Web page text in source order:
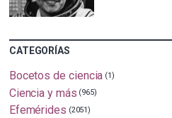
CATEGORÍAS
Bocetos de ciencia (1)
Ciencia y más (965)
Efemérides (2051)